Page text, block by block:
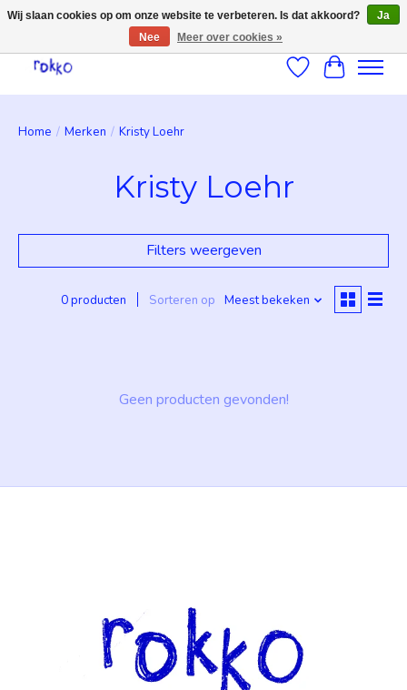
Verlanglijst
Home / Merken / Kristy Loehr
Kristy Loehr
Filters weergeven
0 producten Sorteren op Meest bekeken
Geen producten gevonden!
Wij slaan cookies op om onze website te verbeteren. Is dat akkoord?
Ja
Nee
Meer over cookies »